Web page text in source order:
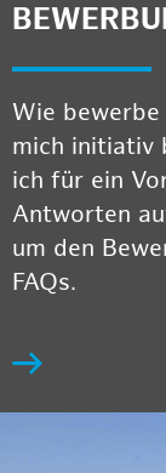
Wie bewerbe
mich initiativ
ich für ein
Antworten
um den
FAQs.